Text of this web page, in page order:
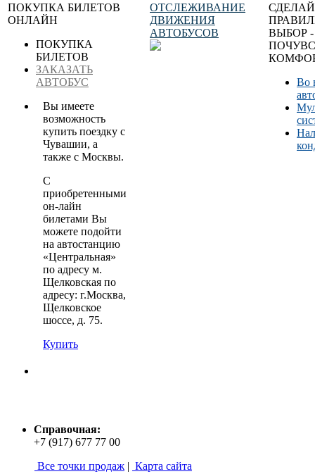
ПОКУПКА БИЛЕТОВ
ОНЛАЙН
ПОКУПКА
БИЛЕТОВ
ЗАКАЗАТЬ
АВТОБУС
Вы имеете
возможность
купить поездку с
Чувашии, а
также с Москвы.
С
приобретенными
он-лайн
билетами Вы
можете подойти
на автостанцию
«Центральная»
по адресу м.
Щелковская по
адресу: г.Москва,
Щелковское
шоссе, д. 75.
Купить
ОТСЛЕЖИВАНИЕ
ДВИЖЕНИЯ
АВТОБУСОВ
ВЫБОР -
Во
Справочная:
+7 (917) 677 77 00
Все точки продаж | Карта сайта